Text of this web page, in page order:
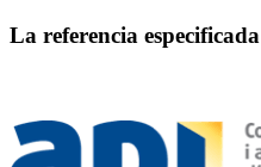
La referencia